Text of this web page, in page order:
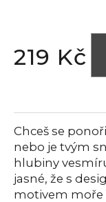
219 Kč
Chceš se
nebo je tvým
hlubiny
jasné, že s
motivem moře
o
r
u
j
e
m
e